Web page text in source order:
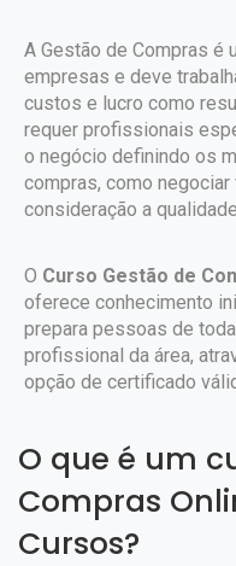
A Gestão de Compras é
empresas e deve
custos e lucro como
requer profissionais
o negócio definindo os
compras, como
consideração a
O Curso Gestão de
oferece conhecimento
prepara pessoas de
profissional da área,
opção de certificado
O que é um
Compras
Cursos?